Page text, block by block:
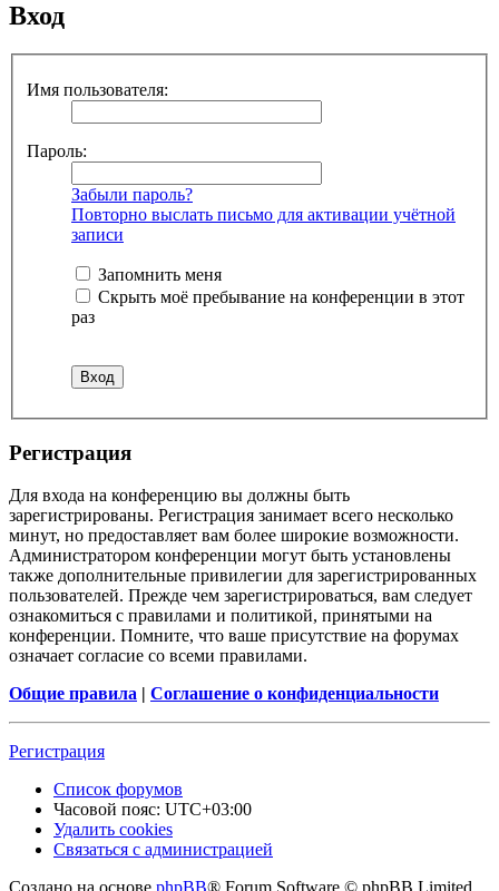
Вход
Имя пользователя:
Пароль:
Забыли пароль?
Повторно выслать письмо для активации учётной
записи
Запомнить меня
Скрыть моё пребывание на конференции в этот
раз
Регистрация
Для входа на конференцию вы должны быть
зарегистрированы. Регистрация занимает всего несколько
минут, но предоставляет вам более широкие возможности.
Администратором конференции могут быть установлены
также дополнительные привилегии для зарегистрированных
пользователей. Прежде чем зарегистрироваться, вам следует
ознакомиться с правилами и политикой, принятыми на
конференции. Помните, что ваше присутствие на форумах
означает согласие со всеми правилами.
Общие правила | Соглашение о конфиденциальности
Регистрация
Список форумов
Часовой пояс: UTC+03:00
Удалить cookies
Связаться с администрацией